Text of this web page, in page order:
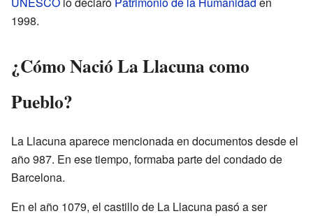
1998.
¿Cómo Nació La Llacuna como
Pueblo?
La Llacuna aparece mencionada en documentos desde el
año 987. En ese tiempo, formaba parte del condado de
Barcelona.
En el año 1079, el castillo de La Llacuna pasó a ser